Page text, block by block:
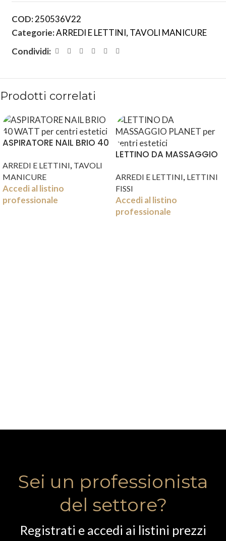
COD:250536V22
Categorie:ARREDI E LETTINI, TAVOLI MANICURE
Condividi:
Prodotti correlati
ASPIRATORE NAIL BRIO 40
ARREDI E LETTINI, TAVOLI
MANICURE
Accedi al listino
professionale
LETTINO DA MASSAGGIO
ARREDI E LETTINI, LETTINI
FISSI
Accedi al listino
professionale
Sei un professionista
del settore?
Registrati e accedi ai listini prezzi